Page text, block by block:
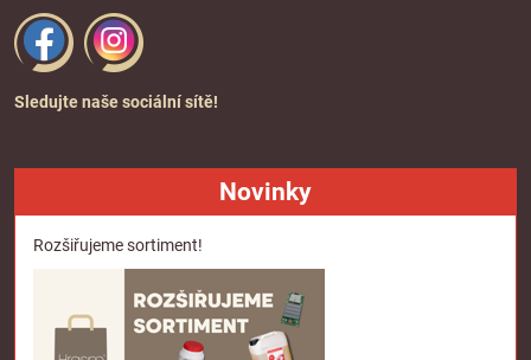
Sledujte naše sociální sítě!
Novinky
Rozšiřujeme sortiment!